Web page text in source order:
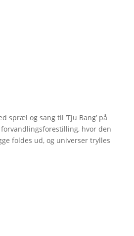
spræl og sang til ’Tju Bang’ på
hvor den
foldes ud, og universer trylles